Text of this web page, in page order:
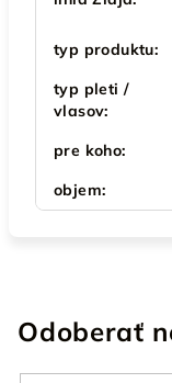
typ produktu:
typ pleti /
vlasov:
pre koho:
objem:
Odoberať